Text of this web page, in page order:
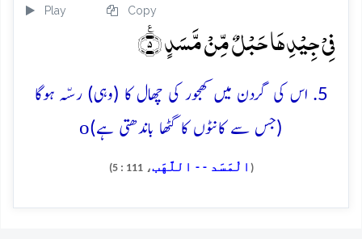
Play Copy
فِیۡ جِیۡدِہَا حَبۡلٌ مِّنۡ مَّسَدٍ ٪﴿۵﴾
5. اس کی گردن میں کھجور کی چھال کا (وہی) رسّہ ہوگا
(جس سے کانٹوں کا گٹھا باندھتی ہے)o
( الْمَسَد - - اللَّهَب، 111 : 5)